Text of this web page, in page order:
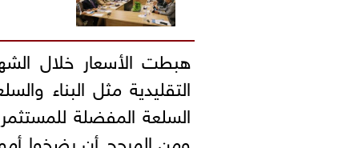
هبطت الأسعار خلال
التقليدية مثل البناء
السلعة المفضلة
ومن المرجح أن يضخوا